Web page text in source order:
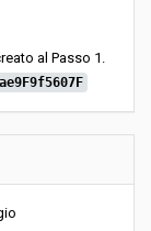
al Passo 1.